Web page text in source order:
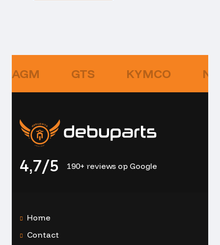
AGM GTS KYMCO
4,7/5 190+ reviews op Google
Home
Contact